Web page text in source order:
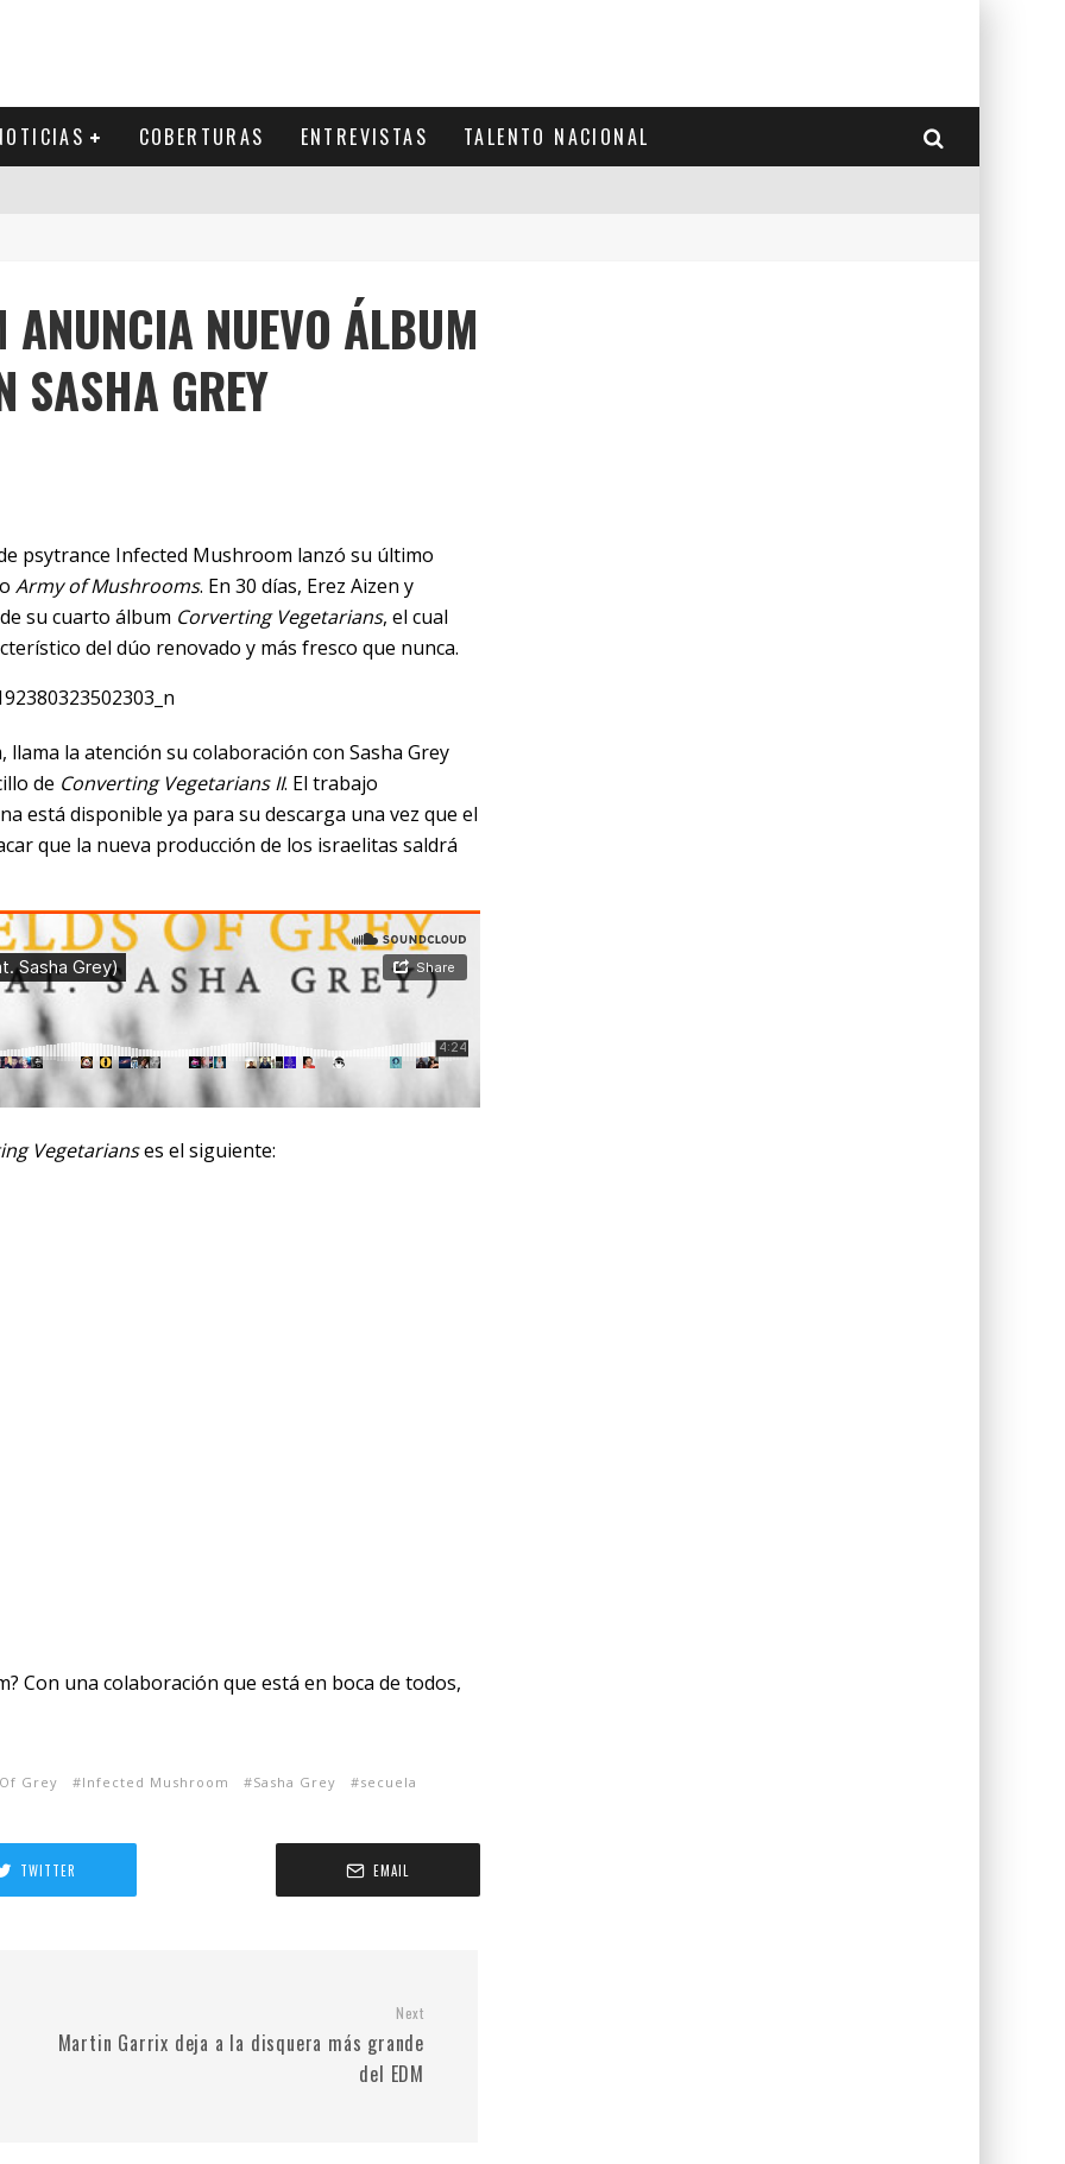
COBERTURAS ENTREVISTAS TALENTO NACIONAL
ANUNCIA NUEVO ÁLBUM
SASHA GREY
psytrance Infected Mushroom lanzó su último
Army of Mushrooms. En 30 días, Erez Aizen y
su cuarto álbum Corverting Vegetarians, el cual
del dúo renovado y más fresco que nunca.
la atención su colaboración con Sasha Grey
de Converting Vegetarians II. El trabajo
está disponible ya para su descarga una vez que el
que la nueva producción de los israelitas saldrá
Vegetarianses el siguiente:
Con una colaboración que está en boca de todos,
Grey Infected Mushroom Sasha Grey secuela
TWITTER EMAIL
Next
Martin Garrix deja a la disquera más grande
del EDM